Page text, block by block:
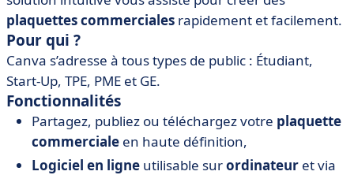
plaquettes commerciales rapidement et facilement.
Pour qui ?
Canva s’adresse à tous types de public : Étudiant,
Start-Up, TPE, PME et GE.
Fonctionnalités
Partagez, publiez ou téléchargez votre plaquette
commerciale en haute définition,
Logiciel en ligne utilisable surordinateur et via